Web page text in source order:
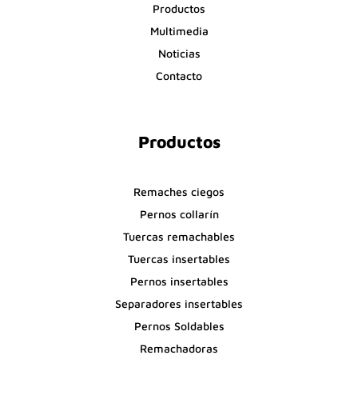
Productos
Multimedia
Noticias
Contacto
Productos
Remaches ciegos
Pernos collarín
Tuercas remachables
Tuercas insertables
Pernos insertables
Separadores insertables
Pernos Soldables
Remachadoras